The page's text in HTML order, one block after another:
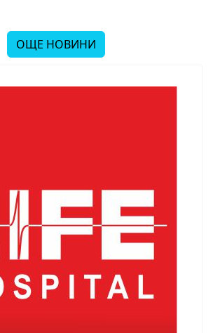
ОЩЕ НОВИНИ